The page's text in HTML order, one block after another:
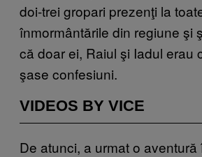
doi-trei gropari prezenţi la
înmormântările din regiune şi
că doar ei, Raiul şi Iadul erau
şase confesiuni.
VIDEOS BY VICE
De atunci, a urmat o